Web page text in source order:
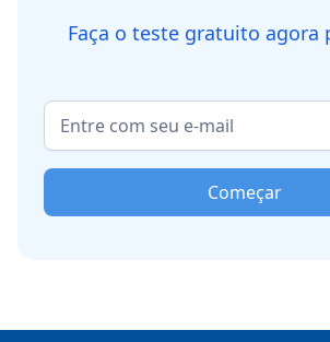
Faça o teste gratuito agora
Começar